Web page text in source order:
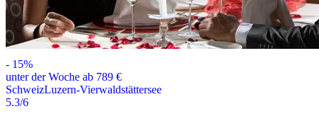
- 15%
unter der Woche ab 789 €
SchweizLuzern-Vierwaldstättersee
5.3/6